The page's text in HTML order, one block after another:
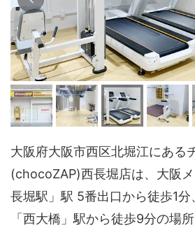
大阪府大阪市西区北堀江にある
(chocoZAP)西長堀店は、大阪
長堀駅」駅 5番出口から徒歩1
「西大橋」駅から徒歩9分の場